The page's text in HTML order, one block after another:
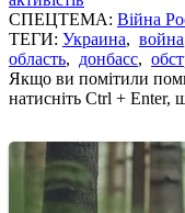
СПЕЦТЕМА: Війна
ТЕГИ: Украина, война
область, донбасс,
Якщо ви помітили
натисніть Ctrl + Enter,